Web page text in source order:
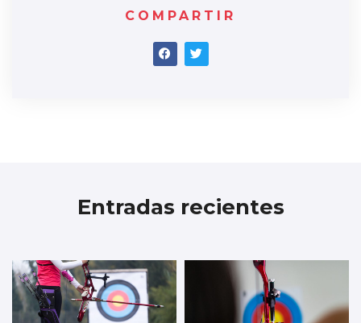
COMPARTIR
Entradas recientes